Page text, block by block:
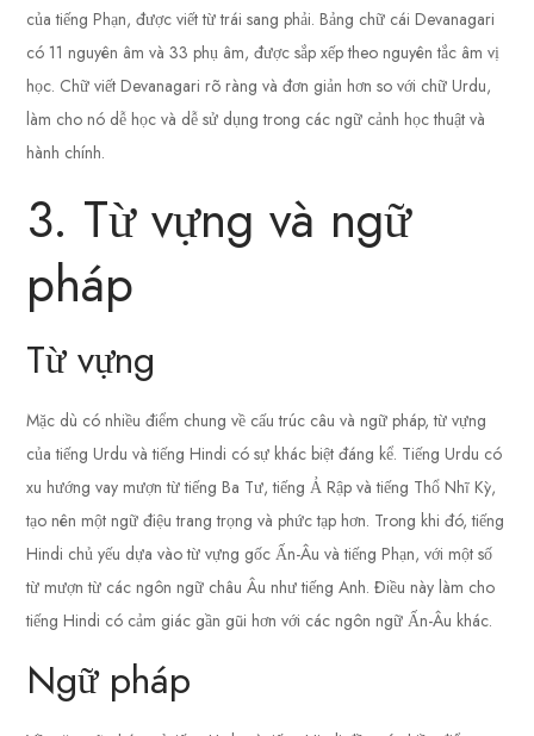
của tiếng Phạn, được viết từ trái sang phải. Bảng chữ cái Devanagari
có 11 nguyên âm và 33 phụ âm, được sắp xếp theo nguyên tắc âm vị
học. Chữ viết Devanagari rõ ràng và đơn giản hơn so với chữ Urdu,
làm cho nó dễ học và dễ sử dụng trong các ngữ cảnh học thuật và
hành chính.
3. Từ vựng và ngữ
pháp
Từ vựng
Mặc dù có nhiều điểm chung về cấu trúc câu và ngữ pháp, từ vựng
của tiếng Urdu và tiếng Hindi có sự khác biệt đáng kể. Tiếng Urdu có
xu hướng vay mượn từ tiếng Ba Tư, tiếng Ả Rập và tiếng Thổ Nhĩ Kỳ,
tạo nên một ngữ điệu trang trọng và phức tạp hơn. Trong khi đó, tiếng
Hindi chủ yếu dựa vào từ vựng gốc Ấn-Âu và tiếng Phạn, với một số
từ mượn từ các ngôn ngữ châu Âu như tiếng Anh. Điều này làm cho
tiếng Hindi có cảm giác gần gũi hơn với các ngôn ngữ Ấn-Âu khác.
Ngữ pháp